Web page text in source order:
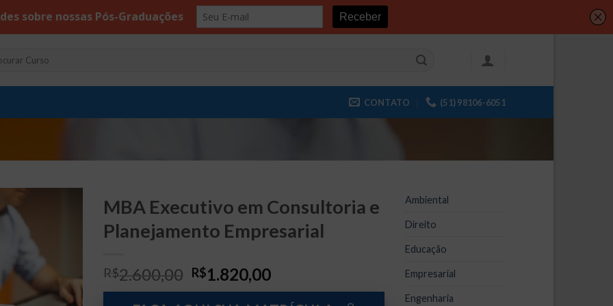
CONTATO (51) 98106-6051
MBA Executivo em Consultoria e
Planejamento Empresarial
R$2.600,00 O
preço
R$1.820,00O
preço
Ambiental
Direito
Educação
Empresarial
Engenharia